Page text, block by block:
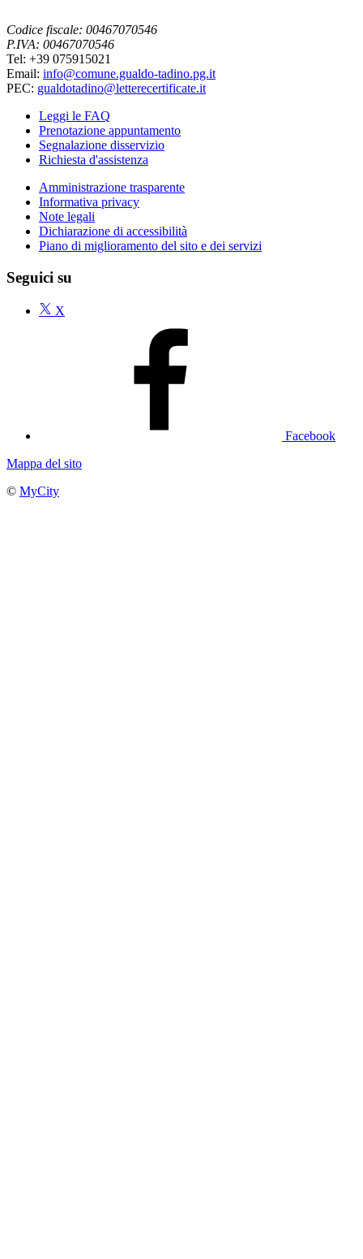
Codice fiscale: 00467070546
P.IVA: 00467070546
Tel: +39 075915021
Email: info@comune.gualdo-tadino.pg.it
PEC: gualdotadino@letterecertificate.it
Leggi le FAQ
Prenotazione appuntamento
Segnalazione disservizio
Richiesta d'assistenza
Amministrazione trasparente
Informativa privacy
Note legali
Dichiarazione di accessibilità
Piano di miglioramento del sito e dei servizi
Seguici su
X
Facebook
Mappa del sito
© MyCity